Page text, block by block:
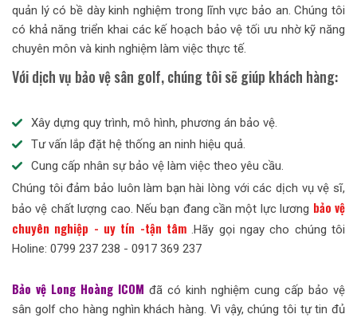
quản lý có bề dày kinh nghiệm trong lĩnh vực bảo an. Chúng tôi
có khả năng triển khai các kế hoạch bảo vệ tối ưu nhờ kỹ năng
chuyên môn và kinh nghiệm làm việc thực tế.
Với dịch vụ bảo vệ sân golf, chúng tôi sẽ giúp khách hàng:
Xây dựng quy trình, mô hình, phương án bảo vệ.
Tư vấn lắp đặt hệ thống an ninh hiệu quả.
Cung cấp nhân sự bảo vệ làm việc theo yêu cầu.
Chúng tôi đảm bảo luôn làm bạn hài lòng với các dịch vụ vệ sĩ,
bảo vệ chất lượng cao. Nếu bạn đang cần một lực lương bảo vệ
chuyên nghiệp - uy tín -tận tâm .Hãy gọi ngay cho chúng tôi
Holine: 0799 237 238 - 0917 369 237
Bảo vệ Long Hoàng ICOM đã có kinh nghiệm cung cấp bảo vệ
sân golf cho hàng nghìn khách hàng. Vì vậy, chúng tôi tự tin đủ